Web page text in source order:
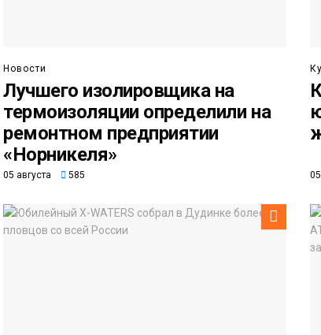
Новости
Лучшего изолировщика на
термоизоляции определили на
ремонтном предприятии
«Норникеля»
05 августа 585